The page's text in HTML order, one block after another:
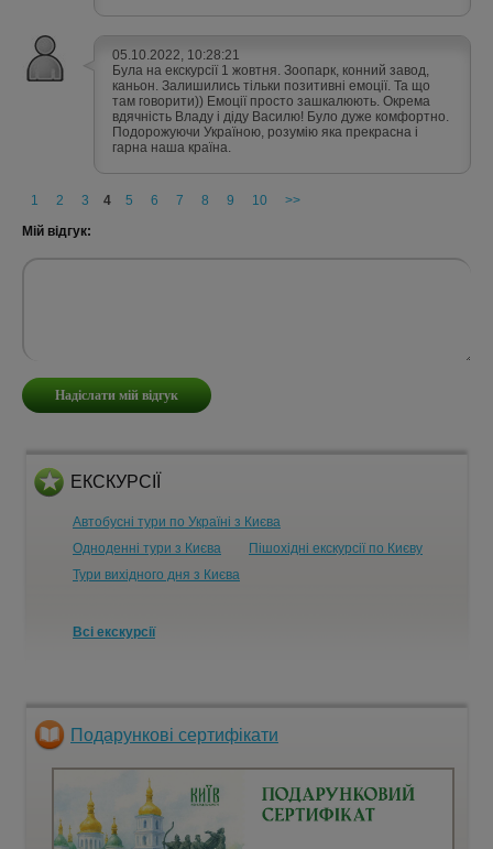
05.10.2022, 10:28:21
Була на екскурсії 1 жовтня. Зоопарк, конний завод,
каньон. Залишились тільки позитивні емоції. Та що
там говорити)) Емоції просто зашкалюють. Окрема
вдячність Владу і діду Василю! Було дуже комфортно.
Подорожуючи Україною, розумію яка прекрасна і
гарна наша країна.
1 2 3 4 5 6 7 8 9 10
>>
Мій відгук:
ЕКСКУРСІЇ
Автобусні тури по Україні з Києва
Одноденні тури з Києва
Пішохідні екскурсії по Києву
Тури вихідного дня з Києва
Всі екскурсії
Подарункові сертифікати